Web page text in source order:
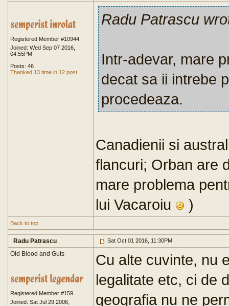
Registered Member #10944
Joined: Wed Sep 07 2016,
04:55PM
Posts: 46
Thanked 13 time in 12 post
Radu Patrascu
Intr-adevar, mare
decat sa ii intrebe
procedeaza.
Canadienii si
flancuri; Orban are
mare problema
lui Vacaroiu
)
Back to top
Radu Patrascu Sat Oct 01 2016, 11:30PM
Old Blood and Guts
Registered Member #159
Joined: Sat Jul 29 2006,
Cu alte cuvinte, nu
legalitate etc, ci de
geografia nu ne